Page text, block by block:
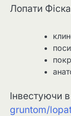
Лопати
Інвестуючи
gruntom/